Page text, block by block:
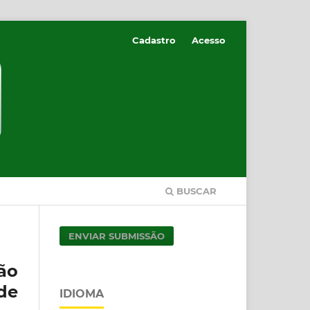
BUSCAR
Cadastro Acesso
ENVIAR SUBMISSÃO
IDIOMA